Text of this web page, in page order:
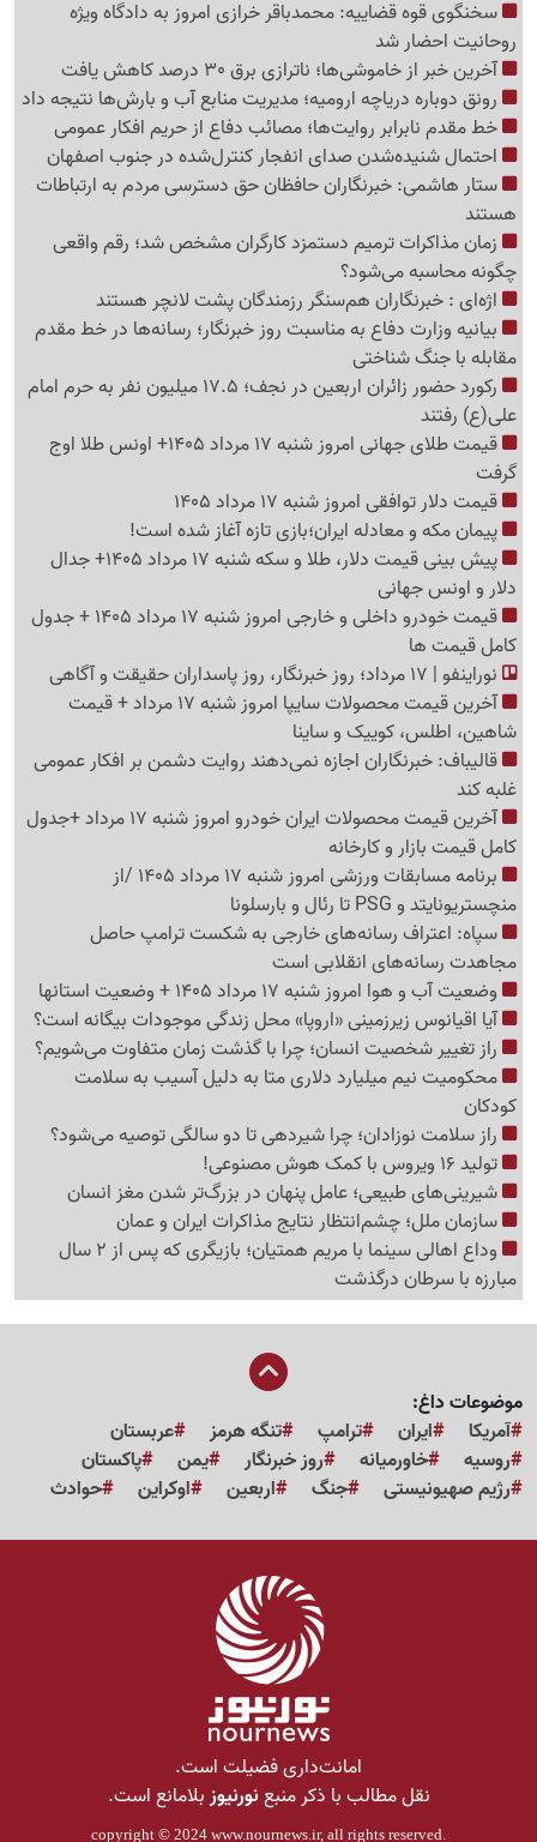
سخنگوی قوه قضاییه: محمدباقر خرازی امروز به دادگاه ویژه
روحانیت احضار شد
آخرین خبر از خاموشی‌ها؛ ناترازی برق 30 درصد کاهش یافت
رونق دوباره دریاچه ارومیه؛ مدیریت منابع آب و بارش‌ها نتیجه داد
خط مقدم نابرابر روایت‌ها؛ مصائب دفاع از حریم افکار عمومی
احتمال شنیده‌شدن صدای انفجار کنترل‌شده در جنوب اصفهان
ستار هاشمی: خبرنگاران حافظان حق دسترسی مردم به ارتباطات
هستند
زمان مذاکرات ترمیم دستمزد کارگران مشخص شد؛ رقم واقعی
چگونه محاسبه می‌شود؟
اژه‌ای : خبرنگاران هم‌سنگر رزمندگان پشت لانچر هستند
بیانیه وزارت دفاع به مناسبت روز خبرنگار؛ رسانه‌ها در خط مقدم
مقابله با جنگ شناختی
رکورد حضور زائران اربعین در نجف؛ 17.5 میلیون نفر به حرم امام
علی(ع) رفتند
قیمت طلای جهانی امروز شنبه 17 مرداد 1405+ اونس طلا اوج
گرفت
قیمت دلار توافقی امروز شنبه 17 مرداد 1405
پیمان مکه و معادله ایران؛بازی تازه آغاز شده است!
پیش ‌بینی قیمت دلار، طلا و سکه شنبه 17 مرداد 1405+ جدال
دلار و اونس جهانی
قیمت خودرو داخلی و خارجی امروز شنبه 17 مرداد 1405 + جدول
کامل قیمت ها
نوراینفو | 17 مرداد؛ روز خبرنگار، روز پاسداران حقیقت و آگاهی
آخرین قیمت محصولات سایپا امروز شنبه 17 مرداد + قیمت
شاهین، اطلس، کوییک و ساینا
قالیباف: خبرنگاران اجازه نمی‌دهند روایت دشمن بر افکار عمومی
غلبه کند
آخرین قیمت محصولات ایران خودرو امروز شنبه 17 مرداد +جدول
کامل قیمت بازار و کارخانه
برنامه مسابقات ورزشی امروز شنبه 17 مرداد 1405 /از
منچستریونایتد و PSG تا رئال و بارسلونا
سپاه: اعتراف رسانه‌های خارجی به شکست ترامپ حاصل
مجاهدت رسانه‌های انقلابی است
وضعیت آب و هوا امروز شنبه 17 مرداد 1405 + وضعیت استانها
آیا اقیانوس زیرزمینی «اروپا» محل زندگی موجودات بیگانه است؟
راز تغییر شخصیت انسان؛ چرا با گذشت زمان متفاوت می‌شویم؟
محکومیت نیم میلیارد دلاری متا به دلیل آسیب به سلامت
کودکان
راز سلامت نوزادان؛ چرا شیردهی تا دو سالگی توصیه می‌شود؟
تولید 16 ویروس با کمک هوش مصنوعی!
شیرینی‌های طبیعی؛ عامل پنهان در بزرگ‌تر شدن مغز انسان
سازمان ملل؛ چشم‌انتظار نتایج مذاکرات ایران و عمان
وداع اهالی سینما با مریم همتیان؛ بازیگری که پس از 2 سال
مبارزه با سرطان درگذشت
موضوعات داغ:
آمریکا
ایران ترامپ تنگه هرمز
عربستان
روسیه
خاورمیانه روز خبرنگار یمن
پاکستان
رژیم صهیونیستی
جنگ اربعین اوکراین حوادث
امانت‌داری فضیلت است.
نقل مطالب با ذکر منبعنورنیوزبلامانع است.
copyright © 2024 www.nournews.ir, all rights reserved.